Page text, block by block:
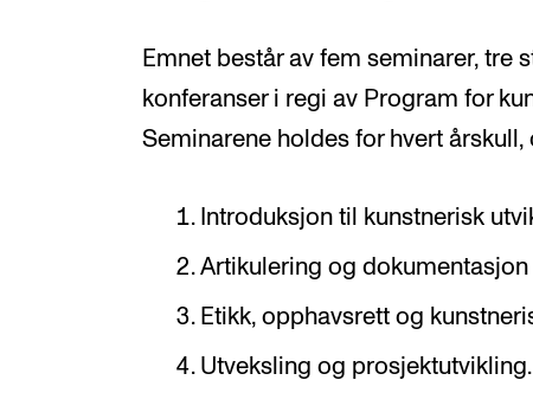
Emnet består av fem seminarer, tre
konferanser i regi av Program for
Seminarene holdes for hvert
Introduksjon til kunstnerisk
Artikulering og dokumentasjon
Etikk, opphavsrett og
Utveksling og prosjektutvikling.